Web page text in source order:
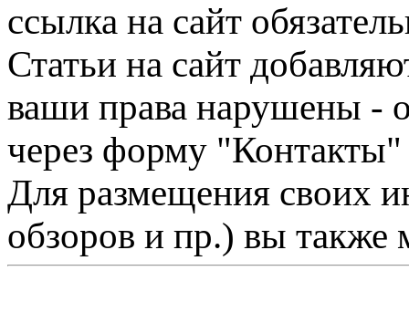
ссылка на сайт
Статьи на сайт
ваши права нарушены -
через форму "Контакты"
Для размещения своих
обзоров и пр.) вы также